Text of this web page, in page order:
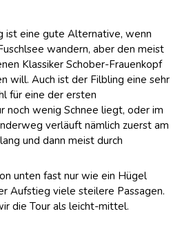
ist eine gute Alternative, wenn
wandern, aber den meist
Klassiker Schober-Frauenkopf
will. Auch ist der Filbling eine sehr
für eine der ersten
noch wenig Schnee liegt, oder im
verläuft nämlich zuerst am
und dann meist durch
unten fast nur wie ein Hügel
Aufstieg viele steilere Passagen.
die Tour als leicht-mittel.